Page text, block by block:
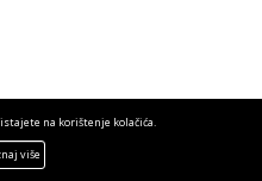
na korištenje kolačića.
više